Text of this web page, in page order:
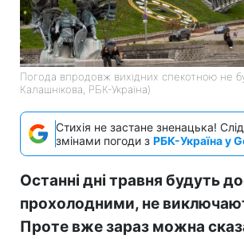
Погода впродовж вихідних спекотною не
Калашнікова, РБК-Україна)
Стихія не застане зненацька!
змінами погоди з РБК-Україна у
Останні дні травня будуть
прохолодними, не
Проте вже зараз можна